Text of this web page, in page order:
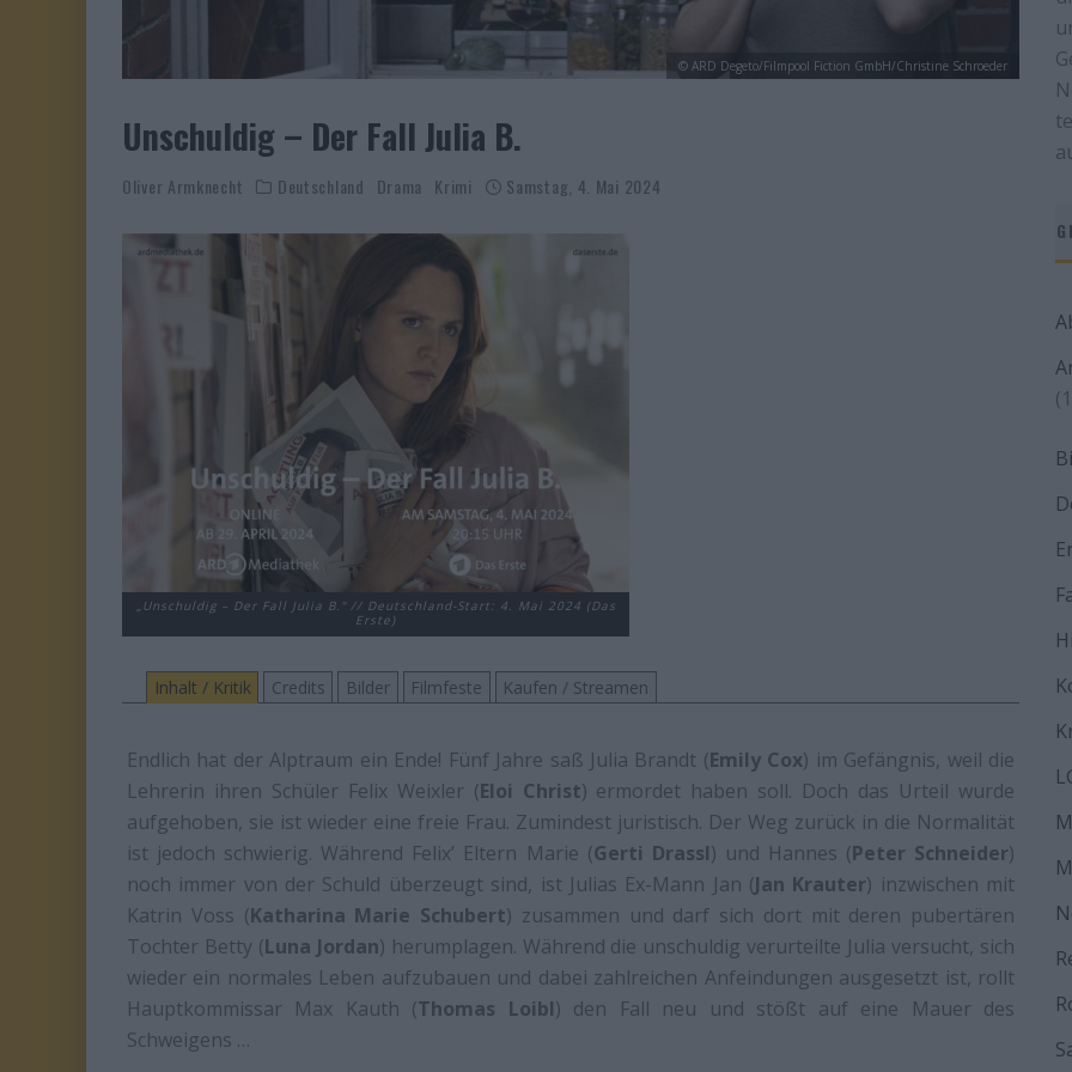
© ARD Degeto/Filmpool Fiction GmbH/Christine Schroeder
Unschuldig – Der Fall Julia B.
Oliver Armknecht Deutschland Drama Krimi Samstag, 4. Mai 2024
„Unschuldig – Der Fall Julia B.“ // Deutschland-Start: 4. Mai 2024 (Das
Erste)
Inhalt / Kritik Credits Bilder Filmfeste Kaufen / Streamen
Endlich hat der Alptraum ein Ende! Fünf Jahre saß Julia Brandt (Emily Cox) im Gefängnis, weil die
Lehrerin ihren Schüler Felix Weixler (Eloi Christ) ermordet haben soll. Doch das Urteil wurde
aufgehoben, sie ist wieder eine freie Frau. Zumindest juristisch. Der Weg zurück in die Normalität
ist jedoch schwierig. Während Felix’ Eltern Marie (Gerti Drassl) und Hannes (Peter Schneider)
noch immer von der Schuld überzeugt sind, ist Julias Ex-Mann Jan (Jan Krauter) inzwischen mit
Katrin Voss (Katharina Marie Schubert) zusammen und darf sich dort mit deren pubertären
Tochter Betty (Luna Jordan) herumplagen. Während die unschuldig verurteilte Julia versucht, sich
wieder ein normales Leben aufzubauen und dabei zahlreichen Anfeindungen ausgesetzt ist, rollt
Hauptkommissar Max Kauth (Thomas Loibl) den Fall neu und stößt auf eine Mauer des
Schweigens …